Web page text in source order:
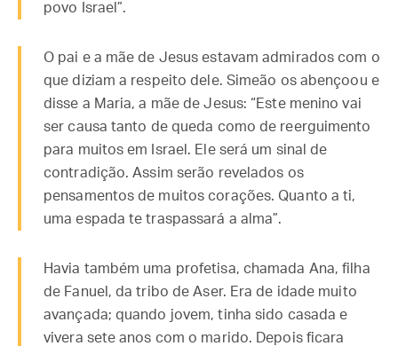
povo Israel”.
O pai e a mãe de Jesus estavam admirados com o
que diziam a respeito dele. Simeão os abençoou e
disse a Maria, a mãe de Jesus: “Este menino vai
ser causa tanto de queda como de reerguimento
para muitos em Israel. Ele será um sinal de
contradição. Assim serão revelados os
pensamentos de muitos corações. Quanto a ti,
uma espada te traspassará a alma”.
Havia também uma profetisa, chamada Ana, filha
de Fanuel, da tribo de Aser. Era de idade muito
avançada; quando jovem, tinha sido casada e
vivera sete anos com o marido. Depois ficara